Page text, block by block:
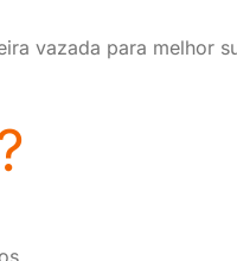
vazada para melhor